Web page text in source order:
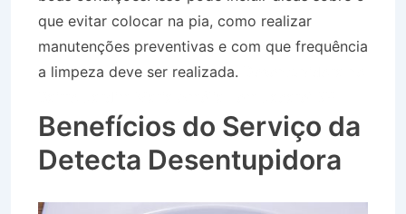
que evitar colocar na pia, como realizar
manutenções preventivas e com que frequência
a limpeza deve ser realizada.
Benefícios do Serviço da
Detecta Desentupidora